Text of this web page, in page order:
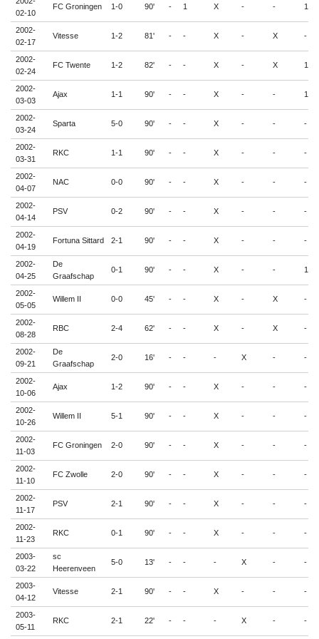
02-10
FC Groningen 1-0 90' - 1 X - - 1
2002-
02-17
Vitesse 1-2 81' - - X - X -
2002-
02-24
FC Twente 1-2 82' - - X - X 1
2002-
03-03
Ajax 1-1 90' - - X - - 1
2002-
03-24
Sparta 5-0 90' - - X - - -
2002-
03-31
RKC 1-1 90' - - X - - -
2002-
04-07
NAC 0-0 90' - - X - - -
2002-
04-14
PSV 0-2 90' - - X - - -
2002-
04-19
Fortuna Sittard 2-1 90' - - X - - -
2002-
04-25
De
Graafschap
0-1 90' - - X - - 1
2002-
05-05
Willem II 0-0 45' - - X - X -
2002-
08-28
RBC 2-4 62' - - X - X -
2002-
09-21
De
Graafschap
2-0 16' - - - X - -
2002-
10-06
Ajax 1-2 90' - - X - - -
2002-
10-26
Willem II 5-1 90' - - X - - -
2002-
11-03
FC Groningen 2-0 90' - - X - - -
2002-
11-10
FC Zwolle 2-0 90' - - X - - -
2002-
11-17
PSV 2-1 90' - - X - - -
2002-
11-23
RKC 0-1 90' - - X - - -
2003-
03-22
sc
Heerenveen
5-0 13' - - - X - -
2003-
04-12
Vitesse 2-1 90' - - X - - -
2003-
05-11
RKC 2-1 22' - - - X - -